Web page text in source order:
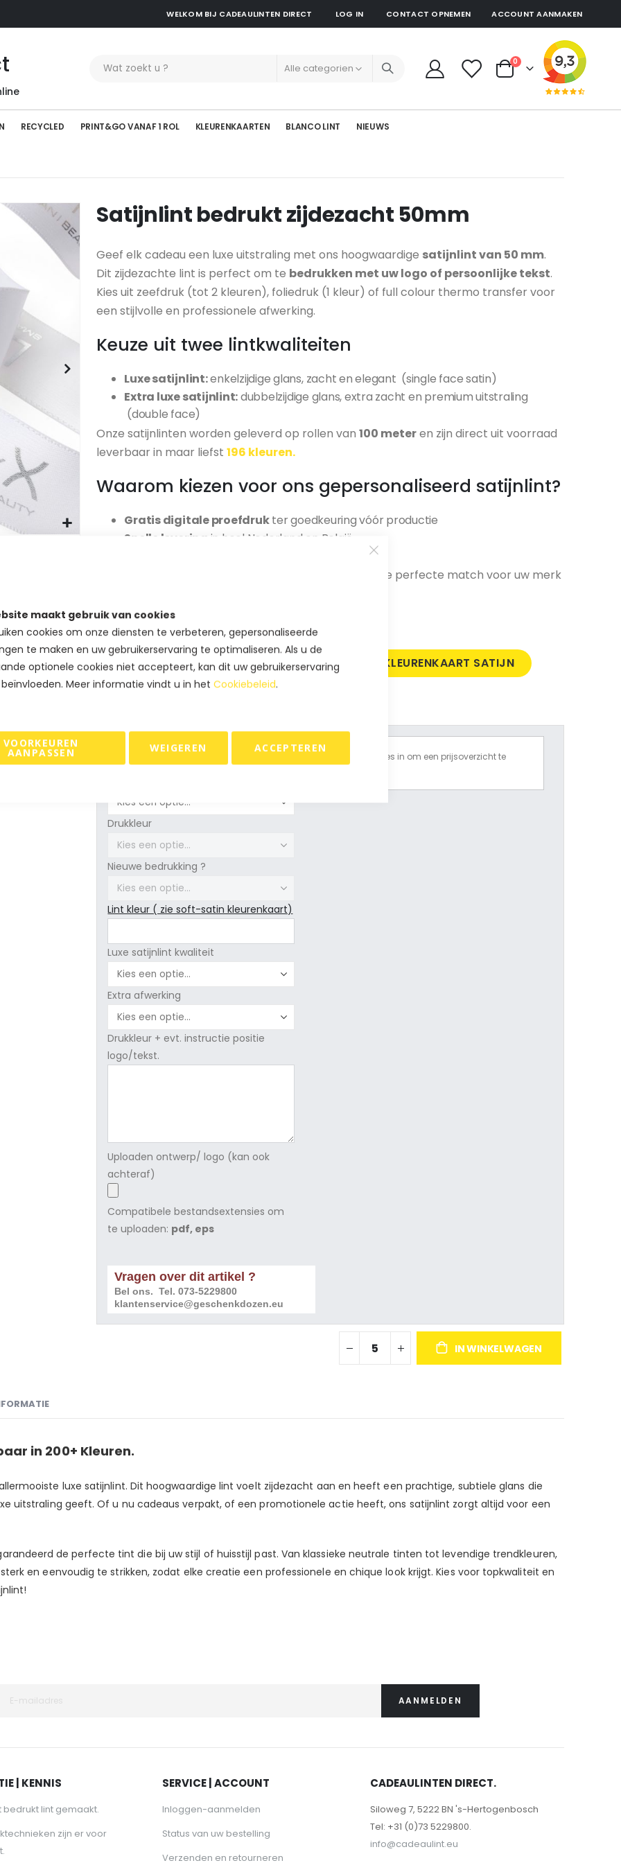
maakt gebruik van cookies
cookies om onze diensten te verbeteren, gepersonaliseerde
te maken en uw gebruikerservaring te optimaliseren. Als u de
optionele cookies niet accepteert, kan dit uw gebruikerservaring
Meer informatie vindt u in het Cookiebeleid.
ACCEPTEREN
VOORKEUREN
AANPASSEN WEIGEREN
WELKOM BIJ CADEAULINTEN DIRECT LOG IN CONTACT OPNEMEN ACCOUNT AANMAKEN
Cart
0producten
RECYCLED PRINT&GO VANAF 1 ROL KLEURENKAARTEN BLANCO LINT NIEUWS
Satijnlint bedrukt zijdezacht 50mm
Geef elk cadeau een luxe uitstraling met ons hoogwaardige satijnlint van 50 mm.
Dit zijdezachte lint is perfect om te bedrukken met uw logo of persoonlijke tekst.
Kies uit zeefdruk (tot 2 kleuren), foliedruk (1 kleur) of full colour thermo transfer voor
een stijlvolle en professionele afwerking.
Keuze uit twee lintkwaliteiten
Luxe satijnlint:enkelzijdige glans, zacht en elegant (single face satin)
Extra luxe satijnlint:dubbelzijdige glans, extra zacht en premium uitstraling
(double face)
Onze satijnlinten worden geleverd op rollen van100 meteren zijn direct uit voorraad
leverbaar in maar liefst196 kleuren.
Waarom kiezen voor ons gepersonaliseerd satijnlint?
Gratis digitale proefdrukter goedkeuring vóór productie
Snelle levering in heel Nederland en België
en ontdek de perfecte match voor uw merk
BEKIJK PRIJS SAMPLE BESTELLEN KLEURENKAART SATIJN
Product opties
Drukkleur
Nieuwe bedrukking ?
Lint kleur ( zie soft-satin kleurenkaart)
Luxe satijnlint kwaliteit
Extra afwerking
Drukkleur + evt. instructie positie
logo/tekst.
Uploaden ontwerp/ logo (kan ook
achteraf)
Compatibele bestandsextensies om
te uploaden: pdf, eps
Vragen over dit artikel ?
Bel ons. Tel. 073-5229800
klantenservice@geschenkdozen.eu
Vul alle opties in om een prijsoverzicht te
krijgen.
IN WINKELWAGEN
in 200+ Kleuren.
luxe satijnlint. Dit hoogwaardige lint voelt zijdezacht aan en heeft een prachtige, subtiele glans die
uitstraling geeft. Of u nu cadeaus verpakt, of een promotionele actie heeft, ons satijnlint zorgt altijd voor een
de perfecte tint die bij uw stijl of huisstijl past. Van klassieke neutrale tinten tot levendige trendkleuren,
en eenvoudig te strikken, zodat elke creatie een professionele en chique look krijgt. Kies voor topkwaliteit en
AANMELDEN
| KENNIS
bedrukt lint gemaakt.
zijn er voor
SERVICE | ACCOUNT
Inloggen-aanmelden
Status van uw bestelling
Verzenden en retourneren
CADEAULINTEN DIRECT.
Siloweg 7, 5222 BN 's-Hertogenbosch
Tel: +31 (0)73 5229800.
info@cadeaulint.eu